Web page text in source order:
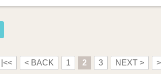
|<< < BACK 1 2 3 NEXT >